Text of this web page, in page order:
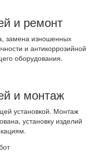
и ремонт
замена изношенных
и антикоррозийной
оборудования.
и монтаж
установкой. Монтаж
установку изделий